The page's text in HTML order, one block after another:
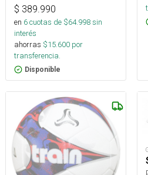
$ 389.990
en 6cuotas de $64.998sin
interés
ahorras $15.600 por
transferencia.
Disponible